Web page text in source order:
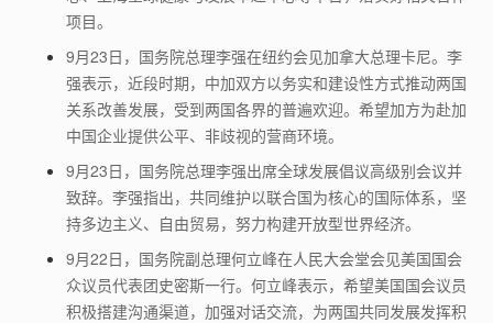
项目。
9月23日，国务院总理李强在纽约会见加拿大总理卡尼。李
强表示，近段时期，中加双方以务实和建设性方式推动两国
关系改善发展，受到两国各界的普遍欢迎。希望加方为赴加
中国企业提供公平、非歧视的营商环境。
9月23日，国务院总理李强出席全球发展倡议高级别会议并
致辞。李强指出，共同维护以联合国为核心的国际体系，坚
持多边主义、自由贸易，努力构建开放型世界经济。
9月22日，国务院副总理何立峰在人民大会堂会见美国国会
众议员代表团史密斯一行。何立峰表示，希望美国国会议员
积极搭建沟通渠道，加强对话交流，为两国共同发展发挥积